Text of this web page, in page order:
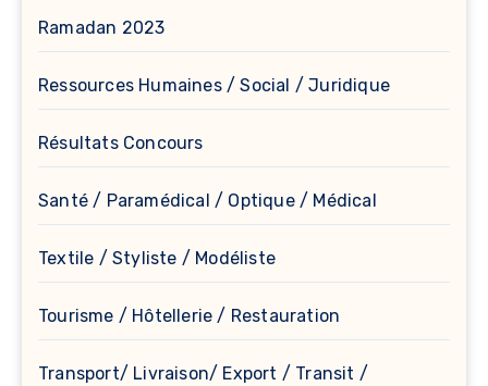
Ramadan 2023
Ressources Humaines / Social / Juridique
Résultats Concours
Santé / Paramédical / Optique / Médical
Textile / Styliste / Modéliste
Tourisme / Hôtellerie / Restauration
Transport/ Livraison/ Export / Transit /